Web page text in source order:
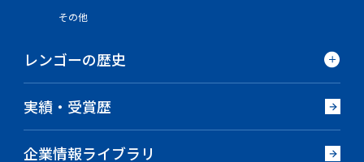
その他
レンゴーの歴史
実績・受賞歴
企業情報ライブラリ